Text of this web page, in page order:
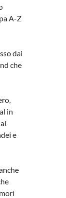
A-Z
dai
che
in
e